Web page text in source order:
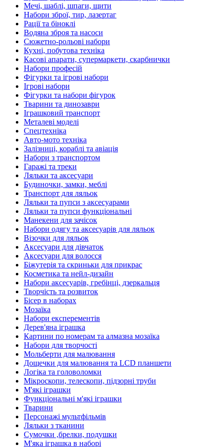
Мечі, шаблі, шпаги, щити
Набори зброї, тир, лазертаг
Рації та біноклі
Водяна зброя та насоси
Сюжетно-рольові набори
Кухні, побутова техніка
Касові апарати, супермаркети, скарбнички
Набори професій
Фігурки та ігрові набори
Ігрові набори
Фігурки та набори фігурок
Тварини та динозаври
Іграшковий транспорт
Металеві моделі
Спецтехніка
Авто-мото техніка
Залізниці, кораблі та авіація
Набори з транспортом
Гаражі та треки
Ляльки та аксесуари
Будиночки, замки, меблі
Транспорт для ляльок
Ляльки та пупси з аксесуарами
Ляльки та пупси функціональні
Манекени для зачісок
Набори одягу та аксесуарів для ляльок
Візочки для ляльок
Аксесуари для дівчаток
Аксесуари для волосся
Біжутерія та скриньки для прикрас
Косметика та нейл-дизайн
Набори аксесуарів, гребінці, дзеркальця
Творчість та розвиток
Бісер в наборах
Мозаїка
Набори експерементів
Дерев'яна іграшка
Картини по номерам та алмазна мозаїка
Набори для творчості
Мольберти для малювання
Дощечки для малювання та LCD планшети
Логіка та головоломки
Мікроскопи, телескопи, підзорні труби
М'які іграшки
Функціональні м'які іграшки
Тварини
Персонажі мультфільмів
Ляльки з тканини
Сумочки ,брелки, подушки
М'яка іграшка в наборі